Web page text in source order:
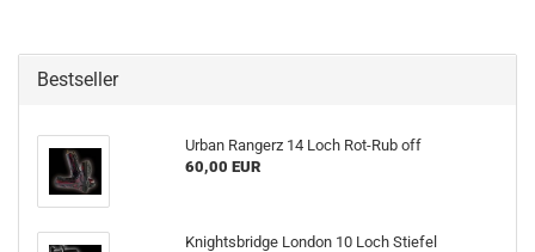
Bestseller
Urban Rangerz 14 Loch Rot-Rub off
60,00 EUR
Knightsbridge London 10 Loch Stiefel